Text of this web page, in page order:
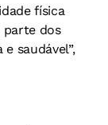
física
parte dos
saudável”,